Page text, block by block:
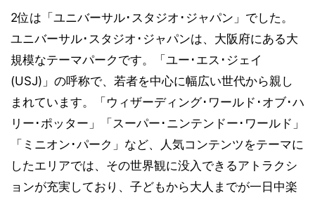
2位は「ユニバーサル･スタジオ･ジャパン」でした。
ユニバーサル･スタジオ･ジャパンは、大阪府にある大
規模なテーマパークです。「ユー･エス･ジェイ
(USJ)」の呼称で、若者を中心に幅広い世代から親し
まれています。「ウィザーディング･ワールド･オブ･ハ
リー･ポッター」「スーパー･ニンテンドー･ワールド」
「ミニオン･パーク」など、人気コンテンツをテーマに
したエリアでは、その世界観に没入できるアトラクシ
ョンが充実しており、子どもから大人までが一日中楽